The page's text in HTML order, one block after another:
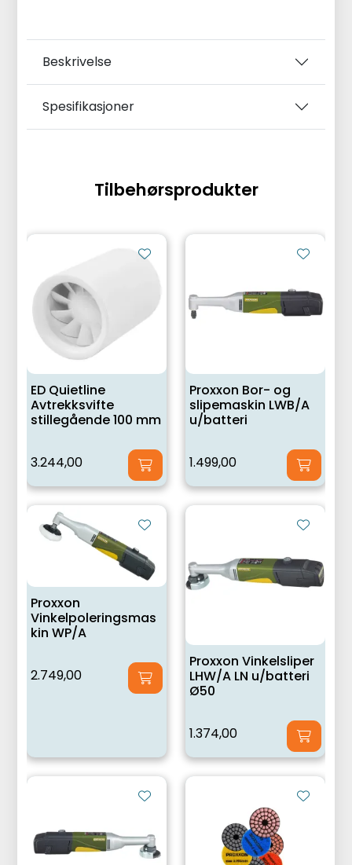
Beskrivelse
Spesifikasjoner
Tilbehørsprodukter
ED Quietline
Avtrekksvifte
stillegående 100 mm
3.244,00
Proxxon Bor- og
slipemaskin LWB/A
u/batteri
1.499,00
Proxxon
Vinkelpoleringsmas
kin WP/A
2.749,00
Proxxon Vinkelsliper
LHW/A LN u/batteri
Ø50
1.374,00